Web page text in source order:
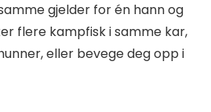
gjelder for én hann og
flere kampfisk i samme kar,
eller bevege deg opp i